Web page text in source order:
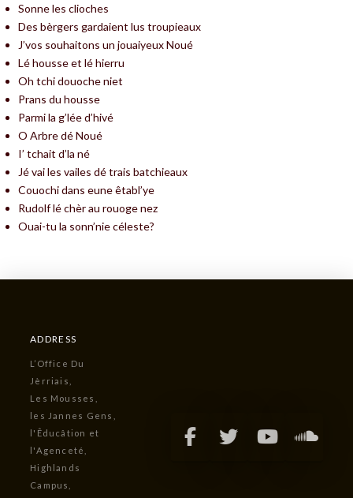
Sonne les clioches
Des bèrgers gardaient lus troupieaux
J’vos souhaitons un jouaiyeux Noué
Lé housse et lé hierru
Oh tchi douoche niet
Prans du housse
Parmi la g’lée d’hivé
O Arbre dé Noué
I’ tchait d’la né
Jé vai les vailes dé trais batchieaux
Couochi dans eune êtabl’ye
Rudolf lé chèr au rouoge nez
Ouai-tu la sonn’nie céleste?
ADDRESS
L’Office Du
Jèrriais,
Les Mousses,
les Jannes Gens,
l'Êducâtion et
l'Agenceté,
Highlands
Campus,